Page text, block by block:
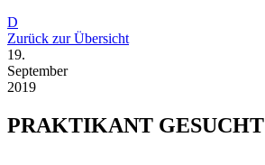
D
Zurück zur Übersicht
19.
September
2019
PRAKTIKANT GESUCHT